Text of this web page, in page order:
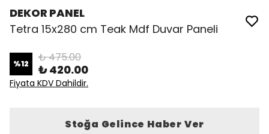
DEKOR PANEL
Tetra 15x280 cm Teak Mdf Duvar Paneli
%12 ₺ 475.00
₺ 420.00
Fiyata KDV Dahildir.
Stoğa Gelince Haber Ver